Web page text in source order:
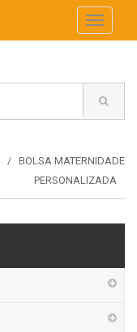
Toggle
BOLSA MATERNIDADE
PERSONALIZADA